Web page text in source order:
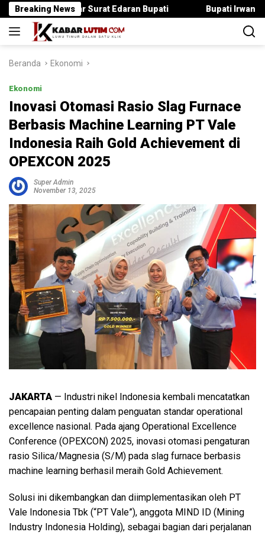
Langsung
ke
konten
Breaking News
Surat Edaran Bupati Bupati Irwan Serahkan
Beranda Ekonomi
Ekonomi
Inovasi Otomasi Rasio Slag Furnace
Berbasis Machine Learning PT Vale
Indonesia Raih Gold Achievement di
OPEXCON 2025
Super Admin
November 13, 2025
JAKARTA — Industri nikel Indonesia kembali mencatatkan
pencapaian penting dalam penguatan standar operational
excellence nasional. Pada ajang Operational Excellence
Conference (OPEXCON) 2025, inovasi otomasi pengaturan
rasio Silica/Magnesia (S/M) pada slag furnace berbasis
machine learning berhasil meraih Gold Achievement.
Solusi ini dikembangkan dan diimplementasikan oleh PT
Vale Indonesia Tbk (“PT Vale”), anggota MIND ID (Mining
Industry Indonesia Holding), sebagai bagian dari perjalanan